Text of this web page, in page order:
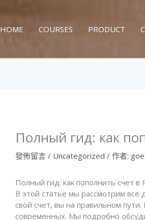
HOME COURSES PRODUCT
Полный гид: как
發佈留言 / Uncategorized / 作者:
Полный гид: как пополнить счет в
В этой статье мы рассмотрим все
свой счет, вы на правильном
современных. Мы подробно